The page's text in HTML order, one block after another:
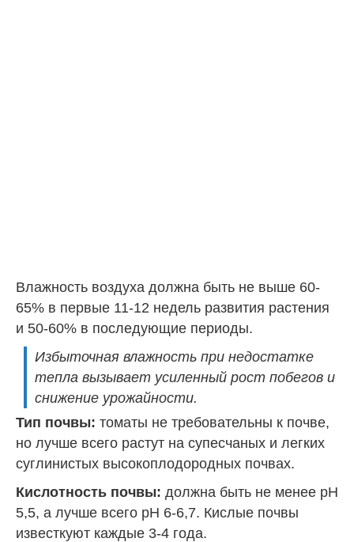
Влажность воздуха должна быть не выше 60-
65% в первые 11-12 недель развития растения
и 50-60% в последующие периоды.
Избыточная влажность при недостатке
тепла вызывает усиленный рост побегов и
снижение урожайности.
Тип почвы: томаты не требовательны к почве,
но лучше всего растут на супесчаных и легких
суглинистых высокоплодородных почвах.
Кислотность почвы: должна быть не менее pH
5,5, а лучше всего pH 6-6,7. Кислые почвы
известкуют каждые 3-4 года.